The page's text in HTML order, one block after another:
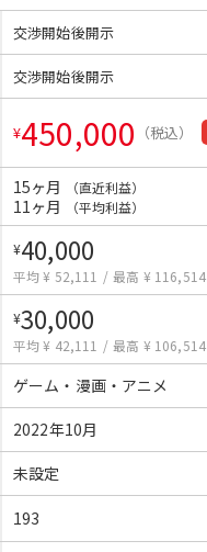
交渉開始後開示
交渉開始後開示
¥450,000 （税込）
15ヶ月 （直近利益）
11ヶ月 （平均利益）
¥40,000
平均 ¥ 52,111 / 最高 ¥ 116,514
¥30,000
平均 ¥ 42,111 / 最高 ¥ 106,514
ゲーム・漫画・アニメ
2022年10月
未設定
193